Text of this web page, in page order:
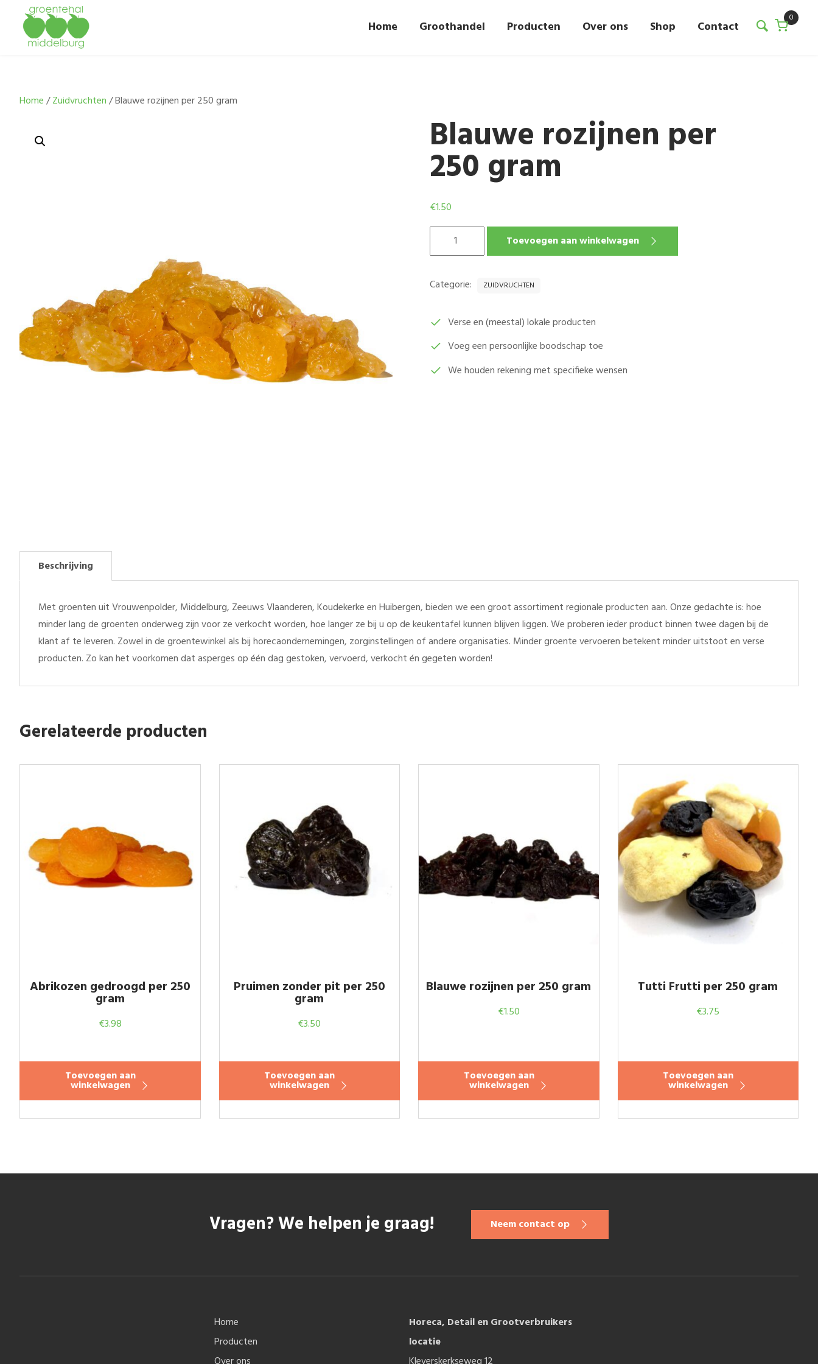
Home Groothandel Producten Over ons Shop Contact
0
Home/Zuidvruchten/ Blauwe rozijnen per 250 gram
Blauwe rozijnen per
250 gram
€1.50
ROZIJNEN
GRAM
Toevoegen aan winkelwagen
Categorie: ZUIDVRUCHTEN
Verse en (meestal) lokale producten
Voeg een persoonlijke boodschap toe
We houden rekening met specifieke wensen
Beschrijving
Met groenten uit Vrouwenpolder, Middelburg, Zeeuws Vlaanderen, Koudekerke en Huibergen, bieden we een groot assortiment regionale producten aan. Onze gedachte is: hoe
minder lang de groenten onderweg zijn voor ze verkocht worden, hoe langer ze bij u op de keukentafel kunnen blijven liggen. We proberen ieder product binnen twee dagen bij de
klant af te leveren. Zowel in de groentewinkel als bij horecaondernemingen, zorginstellingen of andere organisaties. Minder groente vervoeren betekent minder uitstoot en verse
producten. Zo kan het voorkomen dat asperges op één dag gestoken, vervoerd, verkocht én gegeten worden!
Gerelateerde producten
Abrikozen gedroogd per 250
gram
€3.98
Toevoegen aan
winkelwagen
Pruimen zonder pit per 250
gram
€3.50
Toevoegen aan
winkelwagen
Blauwe rozijnen per 250 gram
€1.50
Toevoegen aan
winkelwagen
Tutti Frutti per 250 gram
€3.75
Toevoegen aan
winkelwagen
Vragen? We helpen je graag! Neem contact op
Home
Producten
Horeca, Detail en Grootverbruikers
locatie